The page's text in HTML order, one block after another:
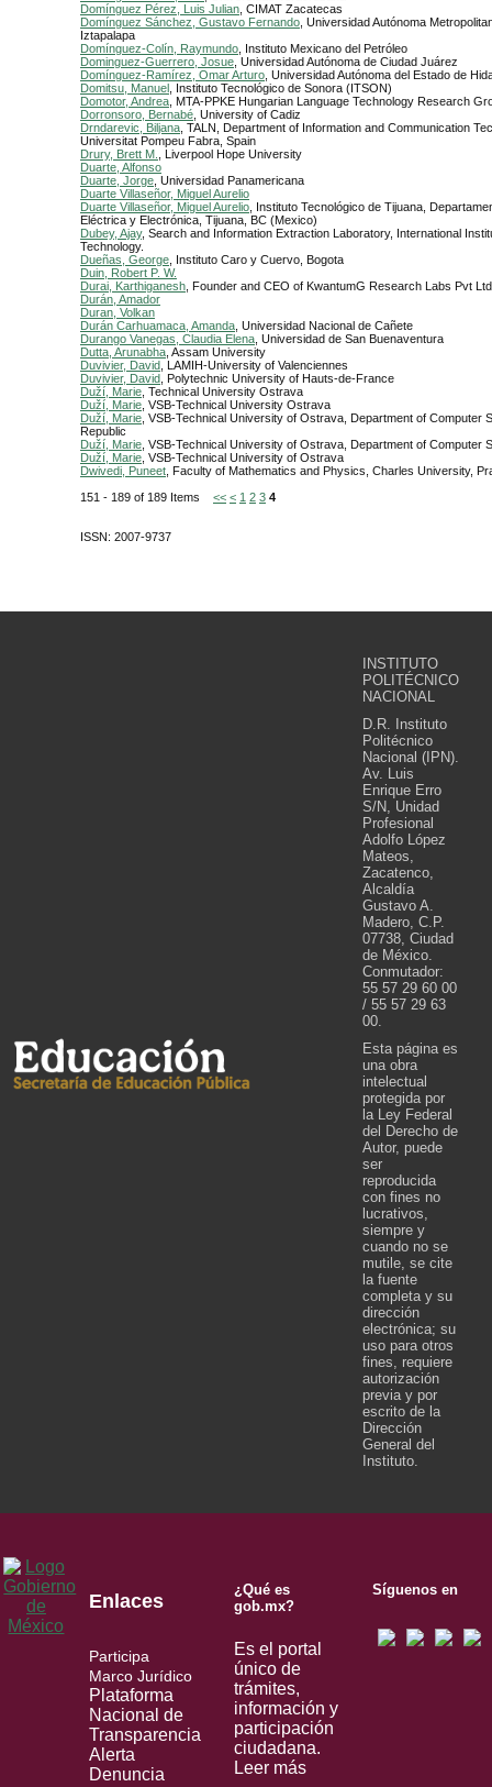
Domínguez Pérez, Luis Julian , CIMAT Zacatecas
Domínguez Sánchez, Gustavo Fernando , Universidad Autónoma
Iztapalapa
Domínguez-Colín, Raymundo , Instituto Mexicano del Petróleo
Dominguez-Guerrero, Josue , Universidad Autónoma de Ciudad Juárez
Domínguez-Ramírez, Omar Arturo , Universidad Autónoma del Estado de
Domitsu, Manuel
, Instituto Tecnológico de Sonora (ITSON)
Domotor, Andrea , MTA-PPKE Hungarian Language Technology Research
Dorronsoro, Bernabé , University of Cadiz
Drndarevic, Biljana , TALN, Department of Information and Communication
Universitat Pompeu Fabra, Spain
Drury, Brett M.
, Liverpool Hope University
Duarte, Alfonso
Duarte, Jorge , Universidad Panamericana
Duarte Villaseñor, Miguel Aurelio
Duarte Villaseñor, Miguel Aurelio , Instituto Tecnológico de Tijuana,
Eléctrica y Electrónica, Tijuana, BC (Mexico)
Dubey, Ajay, Search and Information Extraction Laboratory, International
Technology.
Dueñas, George , Instituto Caro y Cuervo, Bogota
Duin, Robert P. W.
Durai, Karthiganesh , Founder and CEO of KwantumG Research Labs Pvt Ltd
Durán, Amador
Duran, Volkan
Durán Carhuamaca, Amanda , Universidad Nacional de Cañete
Durango Vanegas, Claudia Elena , Universidad de San Buenaventura
Dutta, Arunabha , Assam University
Duvivier, David , LAMIH-University of Valenciennes
Duvivier, David , Polytechnic University of Hauts-de-France
Duží, Marie , Technical University Ostrava
Duží, Marie , VSB-Technical University Ostrava
Duží, Marie , VSB-Technical University of Ostrava, Department of Computer
Republic
Duží, Marie , VSB-Technical University of Ostrava, Department of Computer
Duží, Marie , VSB-Technical University of Ostrava
Dwivedi, Puneet , Faculty of Mathematics and Physics, Charles University,
151 - 189 of 189 Items << < 1 2 3 4
ISSN: 2007-9737
INSTITUTO
POLITÉCNICO
NACIONAL
D.R. Instituto
Politécnico
Nacional (IPN).
Av. Luis
Enrique Erro
S/N, Unidad
Profesional
Adolfo López
Mateos,
Zacatenco,
Alcaldía
Gustavo A.
Madero, C.P.
07738, Ciudad
de México.
Conmutador:
55 57 29 60 00
/ 55 57 29 63
00.
Esta página es
una obra
intelectual
protegida por
la Ley Federal
del Derecho de
Autor, puede
ser
reproducida
con fines no
lucrativos,
siempre y
cuando no se
mutile, se cite
la fuente
completa y su
dirección
electrónica; su
uso para otros
fines, requiere
autorización
previa y por
escrito de la
Dirección
General del
Instituto.
Enlaces
Participa
Marco Jurídico
Plataforma
Nacional de
Transparencia
Alerta
Denuncia
¿Qué es
gob.mx?
Es el portal
único de
trámites,
información y
participación
ciudadana.
Leer más
Síguenos en